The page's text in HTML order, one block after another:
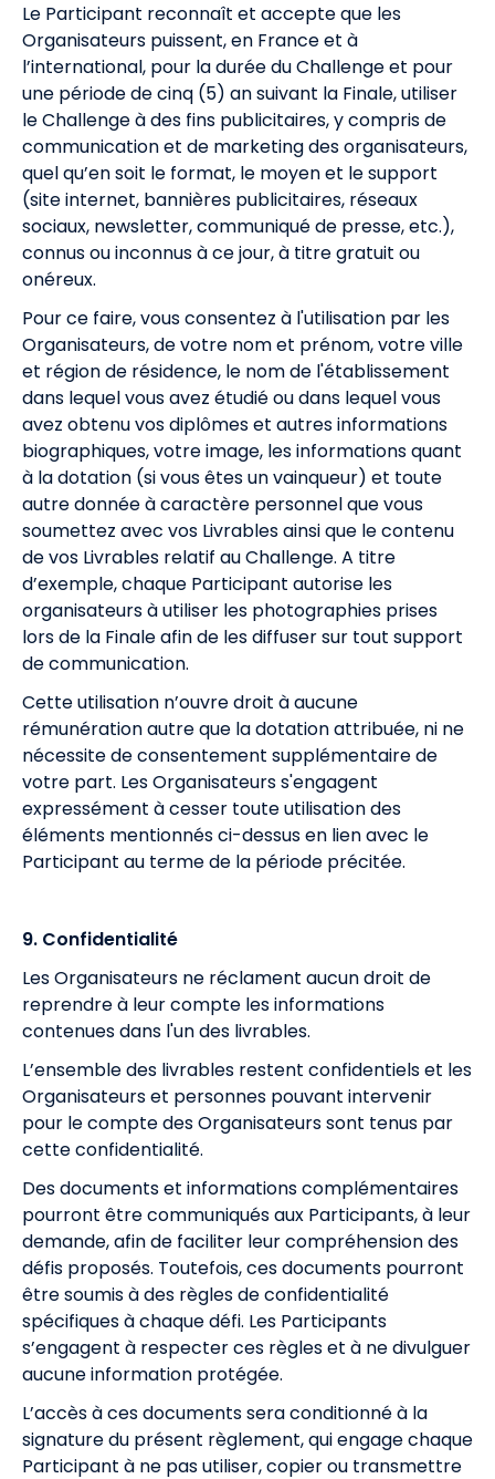
Le Participant reconnaît et accepte que les
Organisateurs puissent, en France et à
l’international, pour la durée du Challenge et pour
une période de cinq (5) an suivant la Finale, utiliser
le Challenge à des fins publicitaires, y compris de
communication et de marketing des organisateurs,
quel qu’en soit le format, le moyen et le support
(site internet, bannières publicitaires, réseaux
sociaux, newsletter, communiqué de presse, etc.),
connus ou inconnus à ce jour, à titre gratuit ou
onéreux.
Pour ce faire, vous consentez à l'utilisation par les
Organisateurs, de votre nom et prénom, votre ville
et région de résidence, le nom de l'établissement
dans lequel vous avez étudié ou dans lequel vous
avez obtenu vos diplômes et autres informations
biographiques, votre image, les informations quant
à la dotation (si vous êtes un vainqueur) et toute
autre donnée à caractère personnel que vous
soumettez avec vos Livrables ainsi que le contenu
de vos Livrables relatif au Challenge. A titre
d’exemple, chaque Participant autorise les
organisateurs à utiliser les photographies prises
lors de la Finale afin de les diffuser sur tout support
de communication.
Cette utilisation n’ouvre droit à aucune
rémunération autre que la dotation attribuée, ni ne
nécessite de consentement supplémentaire de
votre part. Les Organisateurs s'engagent
expressément à cesser toute utilisation des
éléments mentionnés ci-dessus en lien avec le
Participant au terme de la période précitée.
9. Confidentialité
Les Organisateurs ne réclament aucun droit de
reprendre à leur compte les informations
contenues dans l'un des livrables.
L’ensemble des livrables restent confidentiels et les
Organisateurs et personnes pouvant intervenir
pour le compte des Organisateurs sont tenus par
cette confidentialité.
Des documents et informations complémentaires
pourront être communiqués aux Participants, à leur
demande, afin de faciliter leur compréhension des
défis proposés. Toutefois, ces documents pourront
être soumis à des règles de confidentialité
spécifiques à chaque défi. Les Participants
s’engagent à respecter ces règles et à ne divulguer
aucune information protégée.
L’accès à ces documents sera conditionné à la
signature du présent règlement, qui engage chaque
Participant à ne pas utiliser, copier ou transmettre